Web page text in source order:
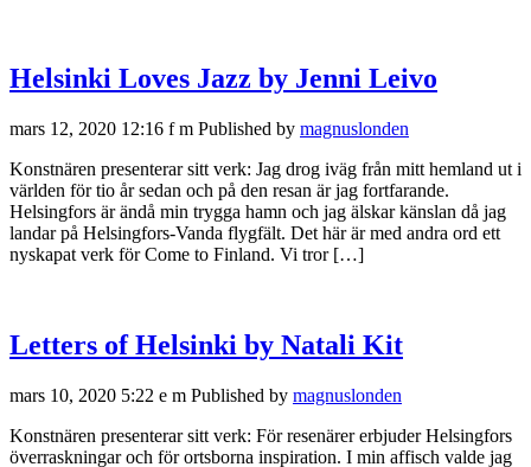
Helsinki Loves Jazz by Jenni Leivo
mars 12, 2020 12:16 f m Published by magnuslonden
Konstnären presenterar sitt verk: Jag drog iväg från mitt hemland ut i
världen för tio år sedan och på den resan är jag fortfarande.
Helsingfors är ändå min trygga hamn och jag älskar känslan då jag
landar på Helsingfors-Vanda flygfält. Det här är med andra ord ett
nyskapat verk för Come to Finland. Vi tror […]
Letters of Helsinki by Natali Kit
mars 10, 2020 5:22 e m Published by magnuslonden
Konstnären presenterar sitt verk: För resenärer erbjuder Helsingfors
överraskningar och för ortsborna inspiration. I min affisch valde jag